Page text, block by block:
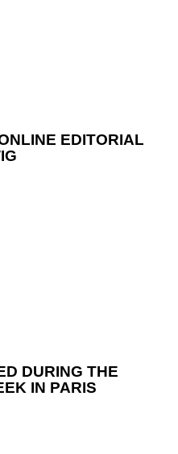
EDITORIAL
DURING THE
IN PARIS